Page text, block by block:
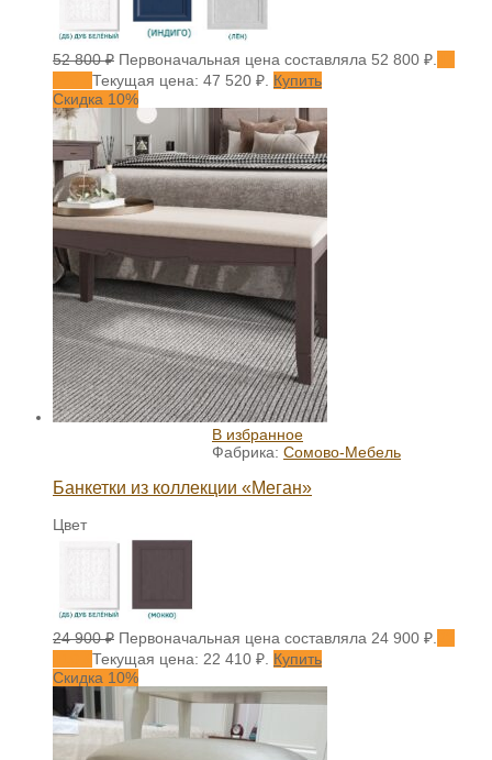
52 800₽ Первоначальная цена составляла 52 800 ₽.
Текущая цена: 47 520 ₽. Купить
Скидка 10%
В избранное
Фабрика: Сомово-Мебель
Банкетки из коллекции «Меган»
Цвет
24 900₽ Первоначальная цена составляла 24 900 ₽.
Текущая цена: 22 410 ₽. Купить
Скидка 10%